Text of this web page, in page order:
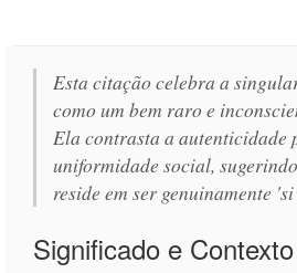
Esta citação celebra a
como um bem raro e
Ela contrasta a autenticidade
uniformidade social,
reside em ser genuinamente
Significado e Contexto